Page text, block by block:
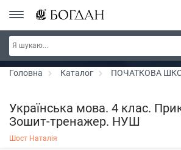
Серія "Чейзіана" ~ знижка 20%
Головна Каталог ПОЧАТКОВА
Українська мова. 4 клас.
Зошит-тренажер. НУШ
Шост Наталія